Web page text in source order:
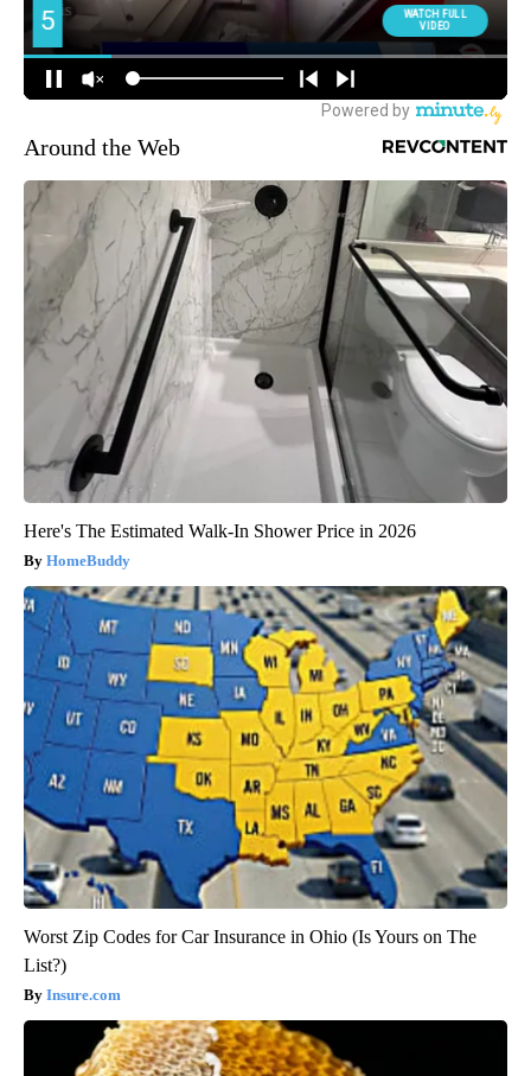
Around the Web
Here's The Estimated Walk-In Shower Price in 2026
HomeBuddy
Worst Zip Codes for Car Insurance in Ohio (Is Yours on The
List?)
Insure.com